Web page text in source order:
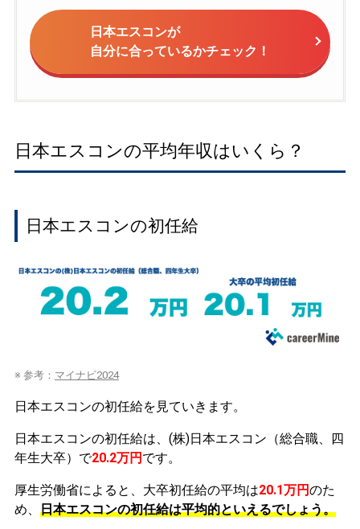
日本エスコンが
自分に合っているかチェック！
日本エスコンの平均年収はいくら？
日本エスコンの初任給
※ 参考： マイナビ2024
日本エスコンの初任給を見ていきます。
日本エスコンの初任給は、(株)日本エスコン（総合職、四
年生大卒）で20.2万円 です。
厚生労働省によると、大卒初任給の平均は20.1万円のた
め、 日本エスコンの初任給は平均的といえるでしょう。